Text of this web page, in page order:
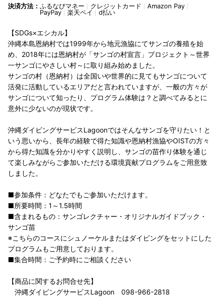
決済方法： ふるなびマネー クレジットカード
Amazon Pay
PayPay
楽天ペイ d払い
【SDGs×エシカル】
沖縄本島恩納村では1999年から地元漁協にてサンゴの養殖を始
め、2018年には恩納村が「サンゴの村宣言」プロジェクト～世界
一サンゴにやさしい村～に取り組み始めました。
サンゴの村（恩納村）は全国いや世界的に見てもサンゴについて
活発に活動しているエリアだと言われていますが、一般の方々が
サンゴについて知ったり、プログラム体験は？と調べてみるとに
意外に少ないのが現状です。
沖縄ダイビングサービスLagoonではそんなサンゴを守りたい！と
いう思いから、長年の経験で得た知識や恩納村漁協やOISTの方々
から得た知識を分かりやすく説明し、サンゴの苗作り体験を通じ
て楽しみながらご参加いただける環境貢献プログラムをご用意致
しました。
■参加条件：どなたでもご参加いただけます。
■所要時間：1～1.5時間
■含まれるもの：サンゴレクチャー・オリジナルガイドブック・
サンゴ苗
※こちらのコースにシュノーケルまたはダイビングをセットにした
プログラムもご用意しております。
■集合時間：ご予約時にご相談ください
【商品に関するお問合せ先】
沖縄ダイビングサービスLagoon 098-966-2818